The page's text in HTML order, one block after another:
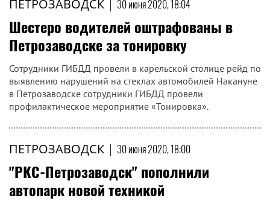
ПЕТРОЗАВОДСК | 30 июня 2020, 18:04
Шестеро водителей оштрафованы в
Петрозаводске за тонировку
Сотрудники ГИБДД провели в карельской столице рейд по
выявлению нарушений на стеклах автомобилей Накануне
в Петрозаводске сотрудники ГИБДД провели
профилактическое мероприятие «Тонировка».
ПЕТРОЗАВОДСК | 30 июня 2020, 18:00
"РКС-Петрозаводск" пополнили
автопарк новой техникой